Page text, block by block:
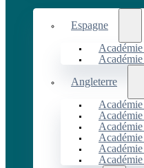
Espagne
Angleterre